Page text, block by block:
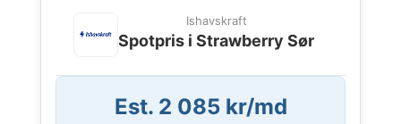
Ishavskraft
Spotpris i Strawberry Sør
Est. 2 085 kr/md